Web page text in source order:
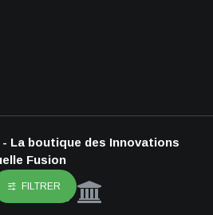
- La boutique des Innovations
Fusion
FILTRER